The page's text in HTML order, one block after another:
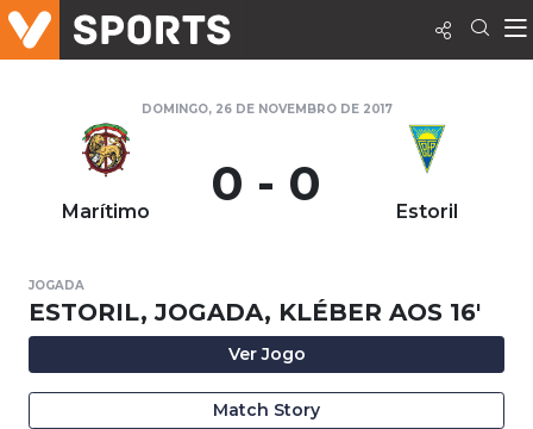
DOMINGO, 26 DE NOVEMBRO DE 2017
Marítimo 0 - 0 Estoril
JOGADA
ESTORIL, JOGADA, KLÉBER AOS 16'
Ver Jogo
Match Story